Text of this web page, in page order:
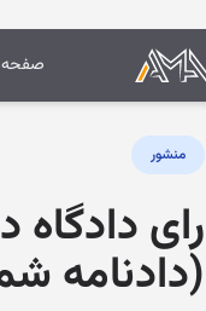
صفحه
منشور
رای
(دادنامه شماره